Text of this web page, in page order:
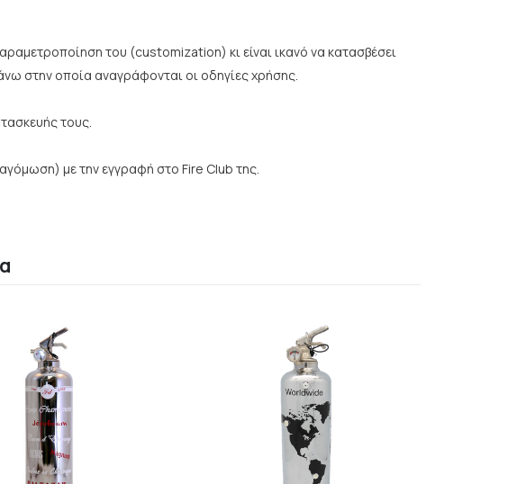
του (customization) κι είναι ικανό να κατασβέσει
στην οποία αναγράφονται οι οδηγίες χρήσης.
τους.
με την εγγραφή στο Fire Club της.